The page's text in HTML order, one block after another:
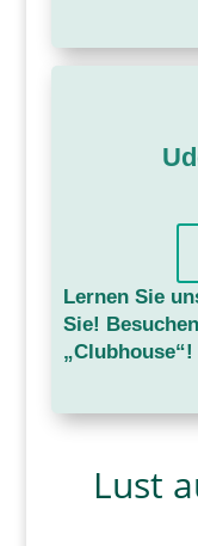
Lernen Sie
Sie!
„Clubhouse“!
Lust